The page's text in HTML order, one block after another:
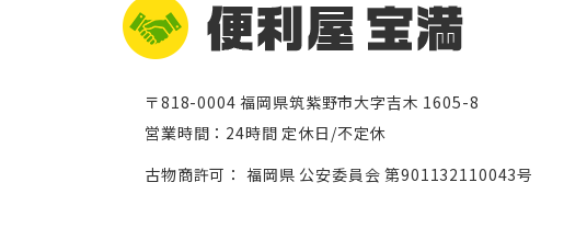
〒818-0004 福岡県筑紫野市大字吉木 1605-8
営業時間：24時間 定休日/不定休
古物商許可： 福岡県 公安委員会 第901132110043号